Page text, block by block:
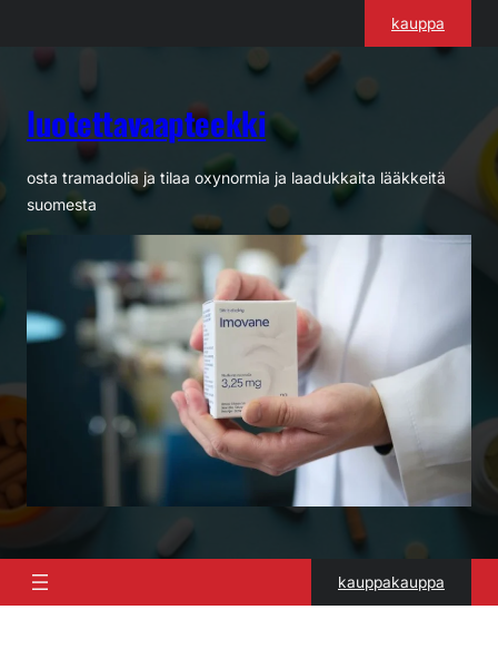
kauppa
luotettavaapteekki
osta tramadolia ja tilaa oxynormia ja laadukkaita lääkkeitä
suomesta
kauppakauppa